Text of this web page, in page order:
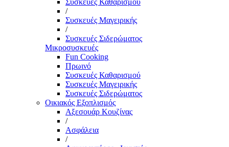
Συσκευές Καθαρισμού
/
Συσκευές Μαγειρικής
/
Συσκευές Σιδερώματος
Μικροσυσκευές
Fun Cooking
Πρωινό
Συσκευές Καθαρισμού
Συσκευές Μαγειρικής
Συσκευές Σιδερώματος
Οικιακός Εξοπλισμός
Αξεσουάρ Κουζίνας
/
Ασφάλεια
/